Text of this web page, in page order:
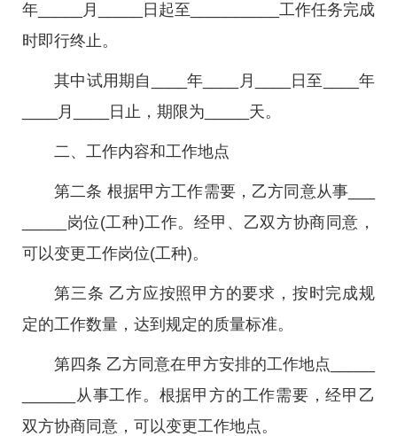
年_____月_____日起至__________工作任务完成
时即行终止。
其中试用期自____年____月____日至____年
____月____日止，期限为_____天。
二、工作内容和工作地点
第二条 根据甲方工作需要，乙方同意从事___
_____岗位(工种)工作。经甲、乙双方协商同意，
可以变更工作岗位(工种)。
第三条 乙方应按照甲方的要求，按时完成规
定的工作数量，达到规定的质量标准。
第四条 乙方同意在甲方安排的工作地点_____
______从事工作。根据甲方的工作需要，经甲乙
双方协商同意，可以变更工作地点。